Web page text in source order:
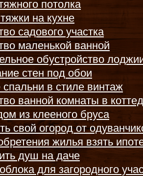
потолка
на кухне
садового участка
маленькой ванной
обустройство
стен под обои
в стиле винтаж
ванной комнаты в
из клееного бруса
свой огород от
жилья взять
душ на даче
для загородного